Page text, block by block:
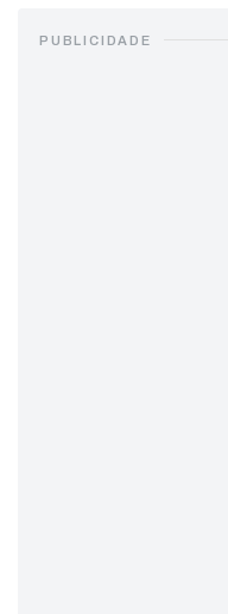
PUBLICIDADE